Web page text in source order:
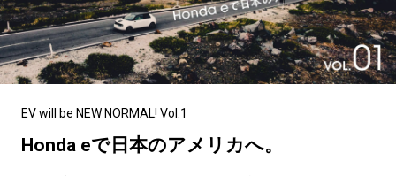
#路地裏てぃーん。 #MONTHLY JOURNAL
#GH 銘品の所以 #フイナムのYouTube
#Commune H #FOCUS IT #AH.H
#ととけん #FASHION
#LIFESTYLE #SNEAKER #OUTDOOR
EV will be NEW NORMAL! Vol.1
Honda eで日本のアメリカへ。